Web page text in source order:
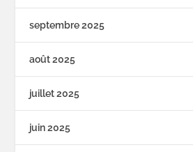
septembre 2025
août 2025
juillet 2025
juin 2025